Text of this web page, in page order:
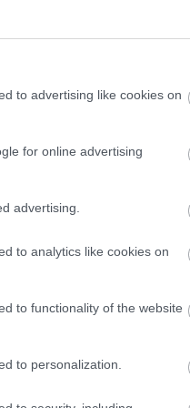
to advertising like cookies on
for online advertising
advertising.
to analytics like cookies on
to functionality of the website
to personalization.